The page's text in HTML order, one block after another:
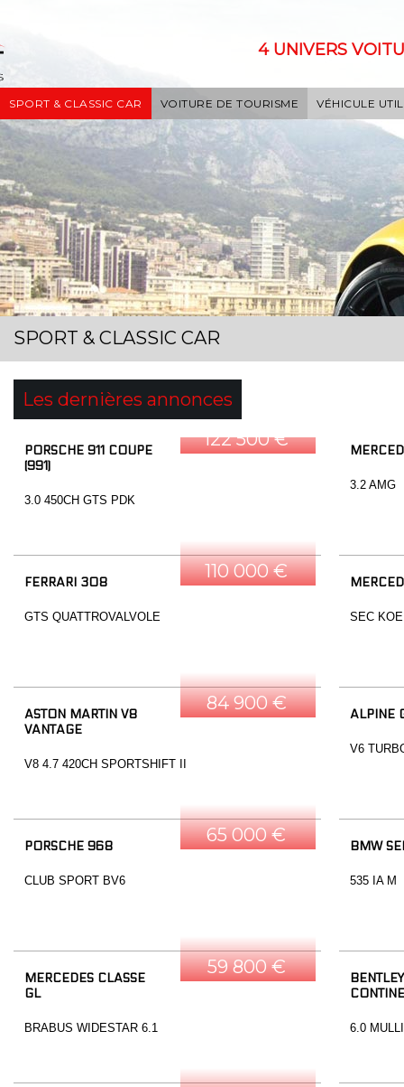
4 UNIVERS
SPORT & CLASSIC CAR VOITURE DE TOURISME VÉHICULE
SPORT & CLASSIC CAR
Les dernières annonces
122 500 €
PORSCHE 911 COUPE
(991)
3.0 450CH GTS PDK
3.2 AMG
110 000 €
FERRARI 308
GTS QUATTROVALVOLE SEC
84 900 €
ASTON MARTIN V8
VANTAGE
V8 4.7 420CH SPORTSHIFT II
ALPINE
V6
65 000 €
PORSCHE 968
CLUB SPORT BV6
BMW
535 IA M
59 800 €
MERCEDES CLASSE
GL
BRABUS WIDESTAR 6.1
BENTLEY
6.0